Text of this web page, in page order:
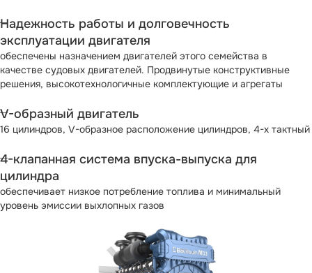
Надежность работы и долговечность
эксплуатации двигателя
обеспечены назначением двигателей этого семейства в
качестве судовых двигателей. Продвинутые конструктивные
решения, высокотехнологичные комплектующие и агрегаты
V-образный двигатель
16 цилиндров, V-образное расположение цилиндров, 4-х тактный
4-клапанная система впуска-выпуска для
цилиндра
обеспечивает низкое потребление топлива и минимальный
уровень эмиссии выхлопных газов